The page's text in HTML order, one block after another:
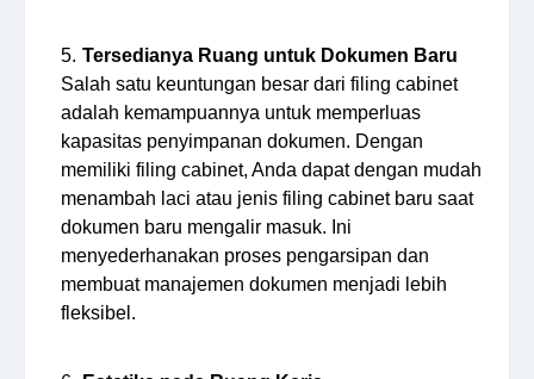
Tersedianya Ruang untuk Dokumen Baru
Salah satu keuntungan besar dari filing cabinet
adalah kemampuannya untuk memperluas
kapasitas penyimpanan dokumen. Dengan
memiliki filing cabinet, Anda dapat dengan mudah
menambah laci atau jenis filing cabinet baru saat
dokumen baru mengalir masuk. Ini
menyederhanakan proses pengarsipan dan
membuat manajemen dokumen menjadi lebih
fleksibel.